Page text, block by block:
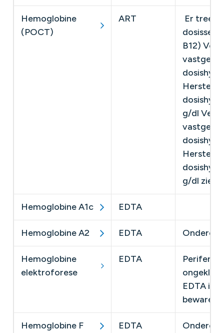
Hemoglobine
(POCT)
ART
Er
dosissen
B12)
Herstel
g/dl
Herstel
g/dl zie
Hemoglobine A1c EDTA
Hemoglobine A2 EDTA
Hemoglobine
elektroforese
EDTA
Perifere
EDTA in
bewaren
Hemoglobine F EDTA